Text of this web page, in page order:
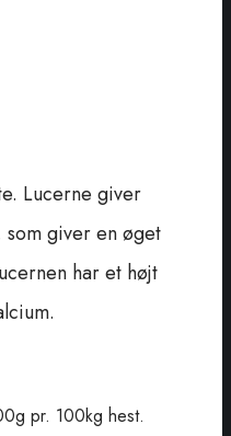
Lucerne giver
giver en øget
har et højt
pr. 100kg hest.